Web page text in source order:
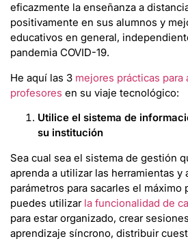
eficazmente la enseñanza a
positivamente en sus alumnos y
educativos en general,
pandemia COVID-19.
He aquí las 3 mejores prácticas para
profesores en su viaje tecnológico:
Utilice el sistema de
su institución
Sea cual sea el sistema de gestión
aprenda a utilizar las herramientas y
parámetros para sacarles el máximo
puedes utilizar la funcionalidad de
para estar organizado, crear
aprendizaje síncrono, distribuir